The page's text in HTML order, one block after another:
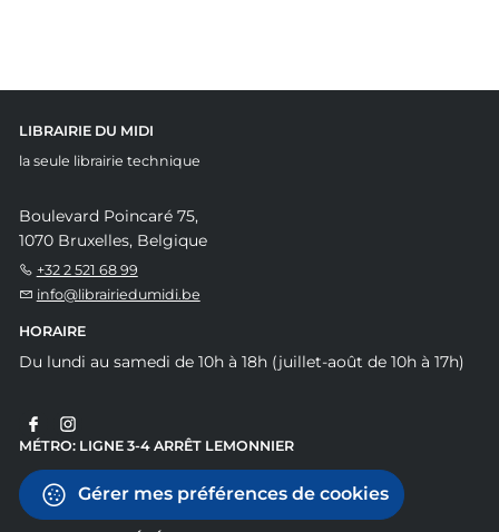
LIBRAIRIE DU MIDI
la seule librairie technique
Boulevard Poincaré 75,
1070 Bruxelles, Belgique
+32 2 521 68 99
info@librairiedumidi.be
HORAIRE
Du lundi au samedi de 10h à 18h (juillet-août de 10h à 17h)
MÉTRO: LIGNE 3-4 ARRÊT LEMONNIER
Gérer mes préférences de cookies